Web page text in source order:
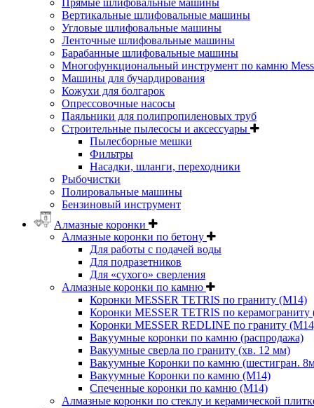
Вертикальные шлифовальные машины
Угловые шлифовальные машины
Ленточные шлифовальные машины
Барабанные шлифовальные машины
Многофункциональный инструмент по камню
Машины для бучардирования
Кожухи для болгарок
Опрессовочные насосы
Паяльники для полипропиленовых труб
Строительные пылесосы и аксессуары
Пылесборные мешки
Фильтры
Насадки, шланги, переходники
Рыбочистки
Полировальные машины
Бензиновый инструмент
Алмазные коронки
Алмазные коронки по бетону
Для работы с подачей воды
Для подразетников
Для «сухого» сверления
Алмазные коронки по камню
Коронки MESSER TETRIS по граниту (М14)
Коронки MESSER TETRIS по керамограниту
Коронки MESSER REDLINE по граниту
Вакуумные коронки по камню (распродажа)
Вакуумные сверла по граниту (хв. 12 мм)
Вакуумные Коронки по камню (шестигран.
Вакуумные Коронки по камню (M14)
Спеченные коронки по камню (M14)
Алмазные коронки по стеклу и керамической